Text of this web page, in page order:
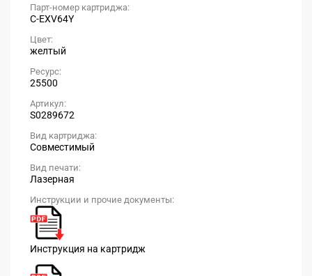
Парт-номер картриджа:
C-EXV64Y
Цвет:
желтый
Ресурс:
25500
Артикул:
S0289672
Вид картриджа:
Совместимый
Вид печати:
Лазерная
Инструкции и прочие документы:
Инструкция на картридж